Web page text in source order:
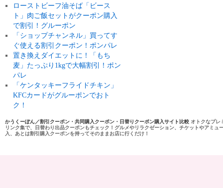
ローストビーフ油そば「ビース
ト」肉ご飯セットがクーポン購入
で割引！グルーポン
「ショップチャンネル」買ってす
ぐ使える割引クーポン！ポンパレ
置き換えダイエットに！「もち
麦」たっぷり1kgで大幅割引！ポン
パレ
「ケンタッキーフライドチキン」
KFCカードがグルーポンでおト
ク！
かうくーぽん／割引クーポン・共同購入クーポン・日替りクーポン購入サイト比較 オトクなプレ
リンク集で、日替わり出品クーポンもチェック！グルメやリラクゼーション、チケットやアミ
入、あとは割引購入クーポンを持ってそのままお店に行くだけ！